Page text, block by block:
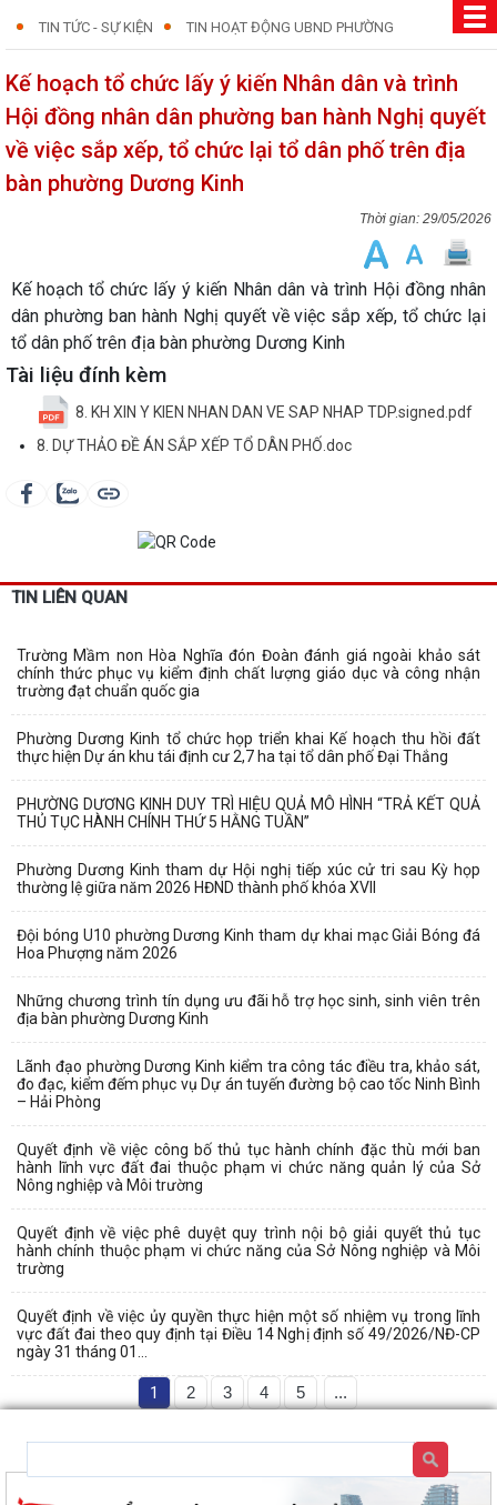
TIN TỨC - SỰ KIỆN TIN HOẠT ĐỘNG UBND PHƯỜNG
Kế hoạch tổ chức lấy ý kiến Nhân dân và trình
Hội đồng nhân dân phường ban hành Nghị quyết
về việc sắp xếp, tổ chức lại tổ dân phố trên địa
bàn phường Dương Kinh
29/05/2026
Kế hoạch tổ chức lấy ý kiến Nhân dân và trình Hội đồng nhân
dân phường ban hành Nghị quyết về việc sắp xếp, tổ chức lại
tổ dân phố trên địa bàn phường Dương Kinh
Tài liệu đính kèm
8. KH XIN Y KIEN NHAN DAN VE SAP NHAP TDP.signed.pdf
8. DỰ THẢO ĐỀ ÁN SẮP XẾP TỔ DÂN PHỐ.doc
TIN LIÊN QUAN
Trường Mầm non Hòa Nghĩa đón Đoàn đánh giá ngoài khảo sát
chính thức phục vụ kiểm định chất lượng giáo dục và công nhận
trường đạt chuẩn quốc gia
Phường Dương Kinh tổ chức họp triển khai Kế hoạch thu hồi đất
thực hiện Dự án khu tái định cư 2,7 ha tại tổ dân phố Đại Thắng
PHƯỜNG DƯƠNG KINH DUY TRÌ HIỆU QUẢ MÔ HÌNH “TRẢ KẾT QUẢ
THỦ TỤC HÀNH CHÍNH THỨ 5 HẰNG TUẦN”
Phường Dương Kinh tham dự Hội nghị tiếp xúc cử tri sau Kỳ họp
thường lệ giữa năm 2026 HĐND thành phố khóa XVII
Đội bóng U10 phường Dương Kinh tham dự khai mạc Giải Bóng đá
Hoa Phượng năm 2026
Những chương trình tín dụng ưu đãi hỗ trợ học sinh, sinh viên trên
địa bàn phường Dương Kinh
Lãnh đạo phường Dương Kinh kiểm tra công tác điều tra, khảo sát,
đo đạc, kiểm đếm phục vụ Dự án tuyến đường bộ cao tốc Ninh Bình
– Hải Phòng
Quyết định về việc công bố thủ tục hành chính đặc thù mới ban
hành lĩnh vực đất đai thuộc phạm vi chức năng quản lý của Sở
Nông nghiệp và Môi trường
Quyết định về việc phê duyệt quy trình nội bộ giải quyết thủ tục
hành chính thuộc phạm vi chức năng của Sở Nông nghiệp và Môi
trường
Quyết định về việc ủy quyền thực hiện một số nhiệm vụ trong lĩnh
vực đất đai theo quy định tại Điều 14 Nghị định số 49/2026/NĐ-CP
ngày 31 tháng 01...
1 2 3 4 5 ...